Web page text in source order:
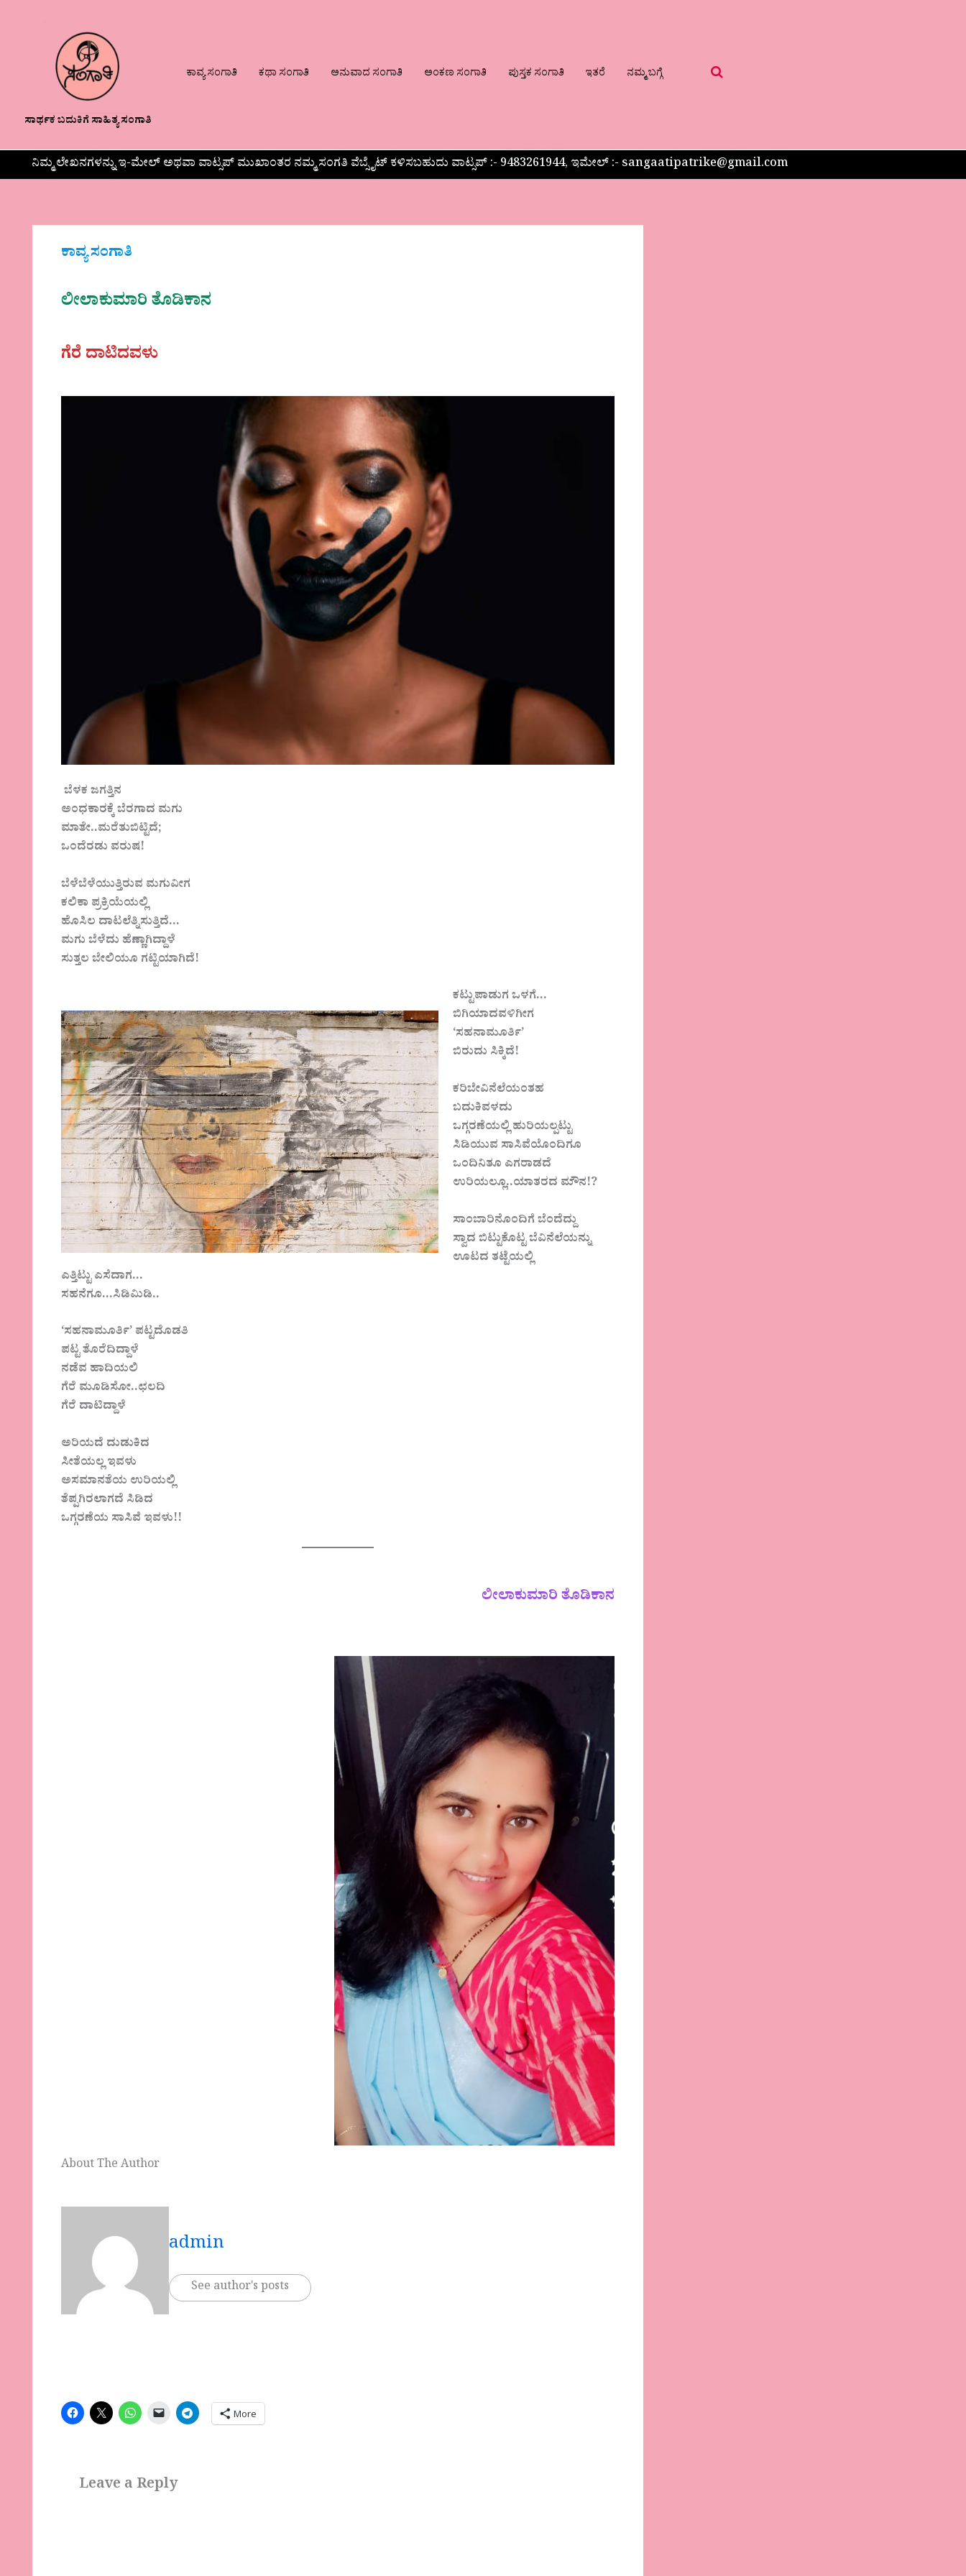
ಸಾರ್ಥಕ ಬದುಕಿಗೆ ಸಾಹಿತ್ಯ ಸಂಗಾತಿ
ಕಾವ್ಯ ಸಂಗಾತಿ ಕಥಾ ಸಂಗಾತಿ ಅನುವಾದ ಸಂಗಾತಿ ಅಂಕಣ ಸಂಗಾತಿ ಪುಸ್ತಕ ಸಂಗಾತಿ ಇತರೆ ನಮ್ಮ ಬಗ್ಗೆ
ನಿಮ್ಮ ಲೇಖನಗಳನ್ನು ಇ-ಮೇಲ್ ಅಥವಾ ವಾಟ್ಸಪ್ ಮುಖಾಂತರ ನಮ್ಮ ಸಂಗತಿ ವೆಬ್ಸೈಟ್ ಕಳಿಸಬಹುದು ವಾಟ್ಸಪ್‌ :- 9483261944, ಇಮೇಲ್ :- sangaatipatrike@gmail.com
ಕಾವ್ಯ ಸಂಗಾತಿ
ಲೀಲಾಕುಮಾರಿ ತೊಡಿಕಾನ
ಗೆರೆ ದಾಟಿದವಳು
ಬೆಳಕ ಜಗತ್ತಿನ
ಅಂಧಕಾರಕ್ಕೆ ಬೆರಗಾದ ಮಗು
ಮಾತೇ..ಮರೆತುಬಿಟ್ಟಿದೆ;
ಒಂದೆರಡು ವರುಷ!
ಬೆಳೆಬೆಳೆಯುತ್ತಿರುವ ಮಗುವೀಗ
ಕಲಿಕಾ ಪ್ರಕ್ರಿಯೆಯಲ್ಲಿ
ಹೊಸಿಲ ದಾಟಲೆತ್ನಿಸುತ್ತಿದೆ…
ಮಗು ಬೆಳೆದು ಹೆಣ್ಣಾಗಿದ್ದಾಳೆ
ಸುತ್ತಲ ಬೇಲಿಯೂ ಗಟ್ಟಿಯಾಗಿದೆ!
ಕಟ್ಟುಪಾಡುಗ ಒಳಗೆ…
ಬಿಗಿಯಾದವಳಿಗೀಗ
‘ಸಹನಾಮೂರ್ತಿ’
ಬಿರುದು ಸಿಕ್ಕಿದೆ!
ಕರಿಬೇವಿನೆಲೆಯಂತಹ
ಬದುಕಿವಳದು
ಒಗ್ಗರಣೆಯಲ್ಲಿ ಹುರಿಯಲ್ಪಟ್ಟು
ಸಿಡಿಯುವ ಸಾಸಿವೆಯೊಂದಿಗೂ
ಒಂದಿನಿತೂ ಎಗರಾಡದೆ
ಉರಿಯಲ್ಲೂ..ಯಾತರದ ಮೌನ!?
ಸಾಂಬಾರಿನೊಂದಿಗೆ ಬೆಂದೆದ್ದು
ಸ್ವಾದ ಬಿಟ್ಟುಕೊಟ್ಟ ಬೆವಿನೆಲೆಯನ್ನು
ಊಟದ ತಟ್ಟೆಯಲ್ಲಿ
ಎತ್ತಿಟ್ಟು ಎಸೆದಾಗ…
ಸಹನೆಗೂ…ಸಿಡಿಮಿಡಿ..
‘ಸಹನಾಮೂರ್ತಿ’ ಪಟ್ಟದೊಡತಿ
ಪಟ್ಟ ತೊರೆದಿದ್ದಾಳೆ
ನಡೆವ ಹಾದಿಯಲಿ
ಗೆರೆ ಮೂಡಿಸೋ..ಛಲದಿ
ಗೆರೆ ದಾಟಿದ್ದಾಳೆ
ಅರಿಯದೆ ದುಡುಕಿದ
ಸೀತೆಯಲ್ಲ ಇವಳು
ಅಸಮಾನತೆಯ ಉರಿಯಲ್ಲಿ
ತೆಪ್ಪಗಿರಲಾಗದೆ ಸಿಡಿದ
ಒಗ್ಗರಣೆಯ ಸಾಸಿವೆ ಇವಳು!!
ಲೀಲಾಕುಮಾರಿ ತೊಡಿಕಾನ
About The Author
admin
See author's posts
More
Leave a Reply